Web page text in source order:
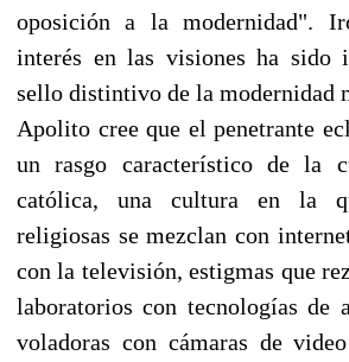
oposición a la modernidad".
interés en las visiones ha sido
sello distintivo de la modernidad
Apolito cree que el penetrante
un rasgo característico de la
católica, una cultura en la
religiosas se mezclan con
con la televisión, estigmas que
laboratorios con tecnologías de
voladoras con cámaras de